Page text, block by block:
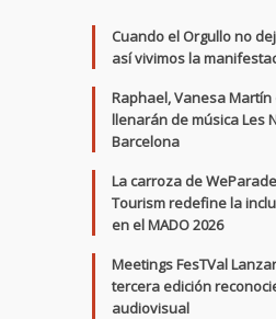
Cuando el Orgullo no
así vivimos la
Raphael, Vanesa Martín
llenarán de música Les
Barcelona
La carroza de
Tourism redefine la
en el MADO 2026
Meetings FesTVal
tercera edición
audiovisual